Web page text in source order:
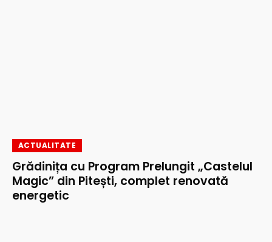
ACTUALITATE
Grădinița cu Program Prelungit „Castelul
Magic” din Pitești, complet renovată
energetic